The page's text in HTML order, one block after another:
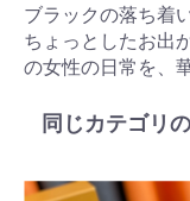
ブラックの落ち着
ちょっとしたお出
の女性の日常を、
同じカテゴリ